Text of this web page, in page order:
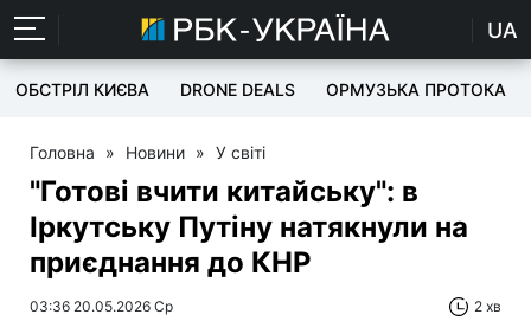
UA
ОБСТРІЛ КИЄВА DRONE DEALS ОРМУЗЬКА ПРОТОКА
Головна » Новини » У світі
"Готові вчити китайську": в
Іркутську Путіну натякнули на
приєднання до КНР
03:36 20.05.2026 Ср 2 хв